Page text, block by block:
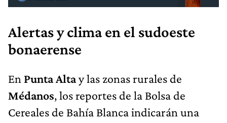
Alertas y clima en el sudoeste
bonaerense
En Punta Altay las zonas rurales de
Médanos, los reportes de la Bolsa de
Cereales de Bahía Blanca indicarán una